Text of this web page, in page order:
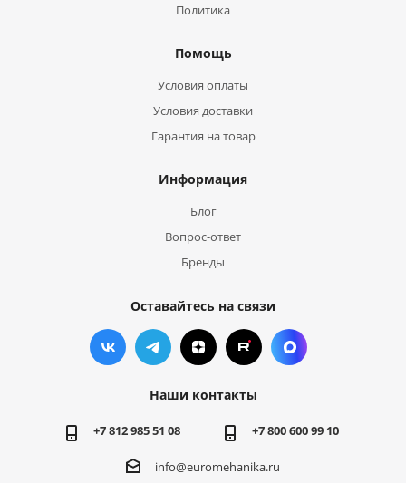
Политика
Помощь
Условия оплаты
Условия доставки
Гарантия на товар
Информация
Блог
Вопрос-ответ
Бренды
Оставайтесь на связи
Наши контакты
+7 812 985 51 08 +7 800 600 99 10
info@euromehanika.ru